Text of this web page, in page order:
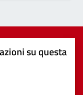
su questa